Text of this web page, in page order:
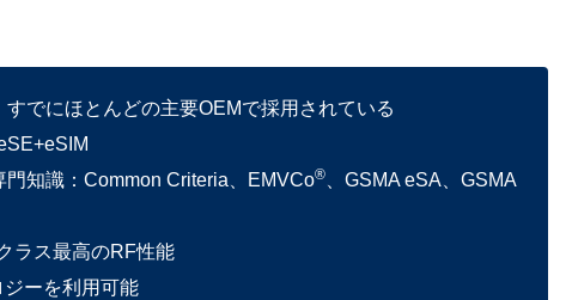
でにほとんどの主要OEMで採用されている
知識：Common Criteria、EMVCo®、GSMA eSA、GSMA
ラス最高のRF性能
ーを利用可能